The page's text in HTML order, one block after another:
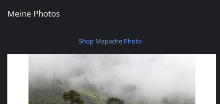
Meine Photos
Shop Mapache Photo